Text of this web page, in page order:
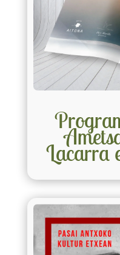
Lacarra